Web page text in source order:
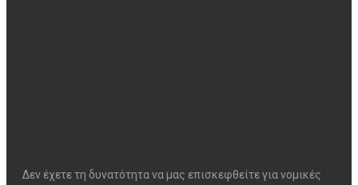
Δεν έχετε τη δυνατότητα να μας επισκεφθείτε για νομικές